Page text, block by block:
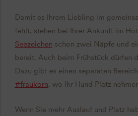
Damit es Ihrem Liebling im
fehlt, stehen bei Ihrer Ankunft im
Seezeichen schon zwei Näpfe und
bereit. Auch beim Frühstück dürfen
Dazu gibt es einen separaten
#fraukorn, wo Ihr Hund Platz
Wenn Sie mehr Auslauf und Platz